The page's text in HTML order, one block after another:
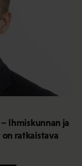
Ihmiskunnan ja
ratkaistava